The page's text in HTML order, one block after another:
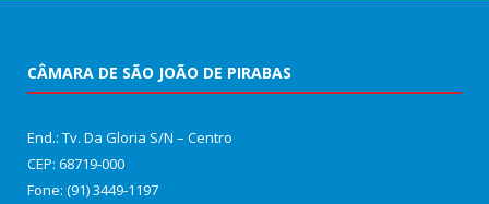
CÂMARA DE SÃO JOÃO DE PIRABAS
End.: Tv. Da Gloria S/N – Centro
CEP: 68719-000
Fone: (91) 3449-1197